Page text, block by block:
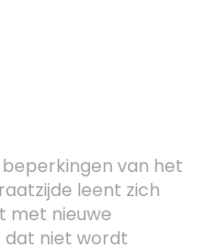
van het
leent zich
met nieuwe
dat niet wordt